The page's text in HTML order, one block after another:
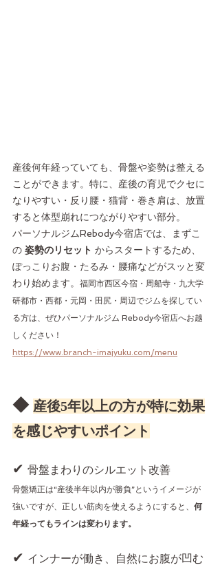
産後何年経っていても、骨盤や姿勢は整える
ことができます。特に、産後の育児でクセに
なりやすい・反り腰・猫背・巻き肩は、放置
すると体型崩れにつながりやすい部分。
パーソナルジムRebody今宿店では、まずこ
の 姿勢のリセット からスタートするため、
ぽっこりお腹・たるみ・腰痛などがスッと変
わり始めます。 福岡市西区今宿・周船寺・九大学
研都市・西都・元岡・田尻・周辺でジムを探してい
る方は、ぜひパーソナルジム Rebody今宿店へお越
しください！
https://www.branch-imajyuku.com/menu
◆ 産後5年以上の方が特に効果
を感じやすいポイント
✔ 骨盤まわりのシルエット改善
骨盤矯正は“産後半年以内が勝負”というイメージが
強いですが、正しい筋肉を使えるようにすると、 何
年経ってもラインは変わります。
✔ インナーが働き、自然にお腹が凹む